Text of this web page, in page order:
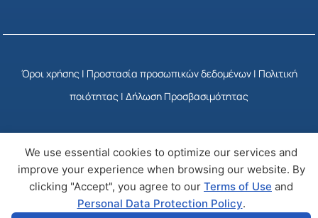
We use essential cookies to optimize our services and
improve your experience when browsing our website. By
clicking "Accept", you agree to our Terms of Use and
Personal Data Protection Policy.
Όροι χρήσης | Προστασία προσωπικών δεδομένων| Πολιτική
ποιότητας | Δήλωση Προσβασιμότητας
© Copyright 2025 ΕΣΥΠ Developed by Wizy